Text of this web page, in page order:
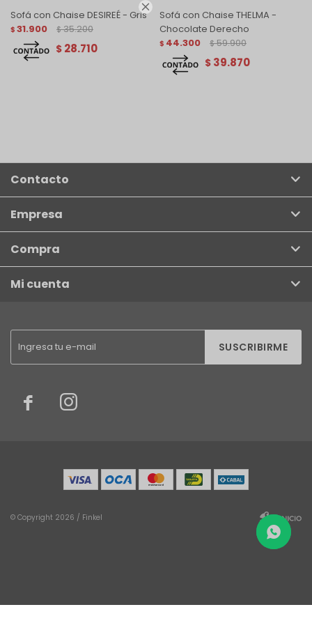

Sofá con Chaise DESIREÉ - Gris
$ 31.900 $ 35.200
$ 28.710
Sofá con Chaise THELMA -
Chocolate Derecho
$ 44.300 $ 59.900
$ 39.870
SUSCRIBIRME
 
Contacto
Empresa
Compra
Mi cuenta
© Copyright 2026 / Finkel